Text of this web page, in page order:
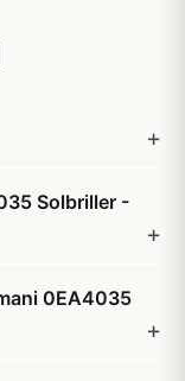
Solbriller -
0EA4035